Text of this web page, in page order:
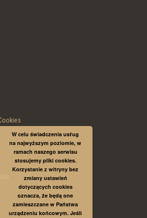
W celu świadczenia usług
na najwyższym poziomie, w
ramach naszego serwisu
stosujemy pliki cookies.
Korzystanie z witryny bez
zmiany ustawień
dotyczących cookies
oznacza, że będą one
zamieszczane w Państwa
urządzeniu końcowym. Jeśli